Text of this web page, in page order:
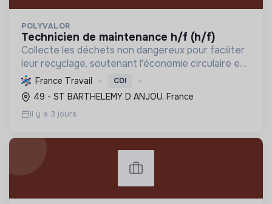
POLYVALOR
technicien de maintenance h/f (h/f)
Collecte les déchets non dangereux pour faciliter
leur recyclage, soutenant l'économie circulaire et
la réduction de l'empreinte environnementale via
une gestion efficace et des équipements
performant...
France Travail CDI
49 - ST BARTHELEMY D ANJOU, France
Il y a 3 jours